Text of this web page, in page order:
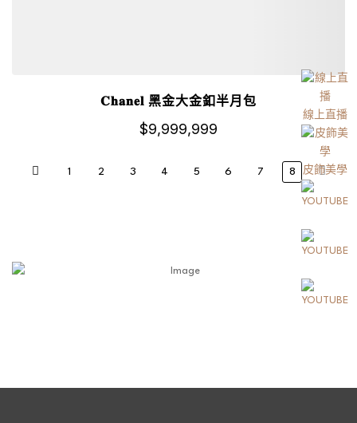
𝐂𝐡𝐚𝐧𝐞𝐥 黑金大金釦半月包
$9,999,999
1 2 3 4 5 6 7 8
線上直播
皮飾美學